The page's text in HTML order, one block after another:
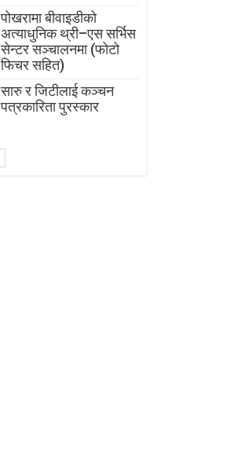
पोखरामा बीवाइडीको
अत्याधुनिक थ्री–एस सर्भिस
सेन्टर सञ्चालनमा (फोटो
फिचर सहित)
सारु र जिटीलाई कञ्चन
पत्रकारिता पुरस्कार